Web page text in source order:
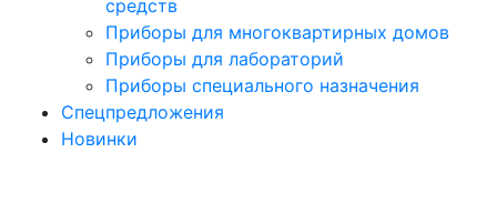
средств
Приборы для многоквартирных домов
Приборы для лабораторий
Приборы специального назначения
Спецпредложения
Новинки